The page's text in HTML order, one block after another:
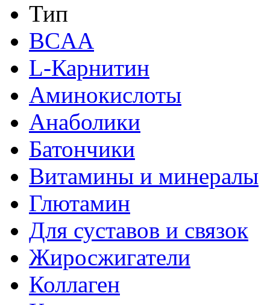
Тип
BCAA
L-Карнитин
Аминокислоты
Анаболики
Батончики
Витамины и минералы
Глютамин
Для суставов и связок
Жиросжигатели
Коллаген